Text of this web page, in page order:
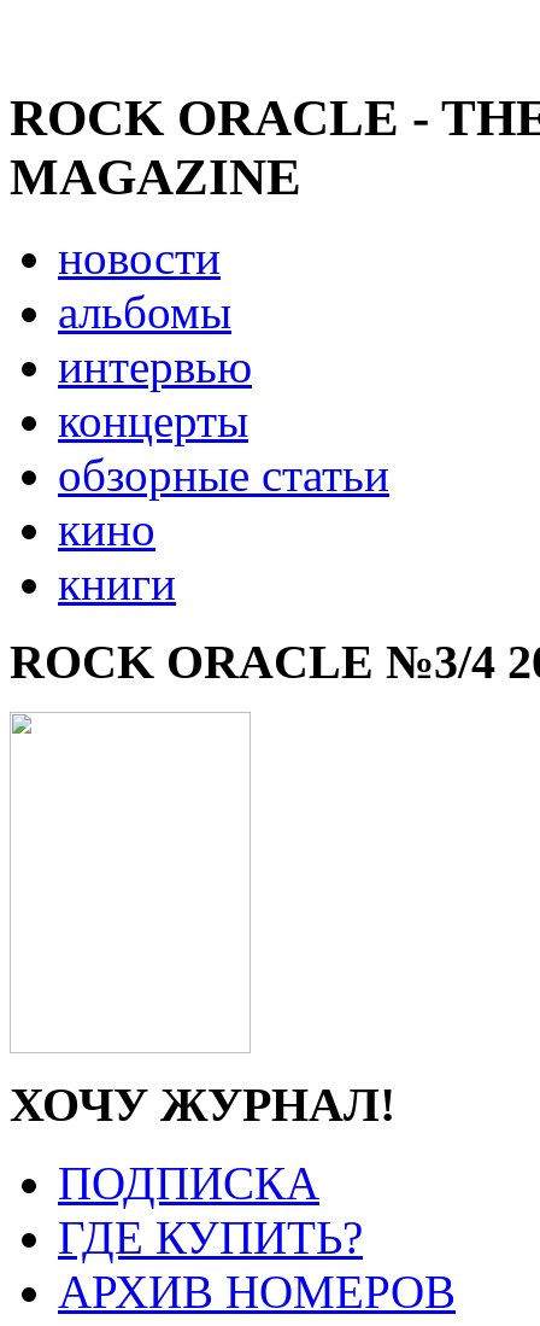
ROCK ORACLE -
MAGAZINE
новости
альбомы
интервью
концерты
обзорные статьи
кино
книги
ROCK ORACLE №3/4
ХОЧУ ЖУРНАЛ!
ПОДПИСКА
ГДЕ КУПИТЬ?
АРХИВ НОМЕРОВ